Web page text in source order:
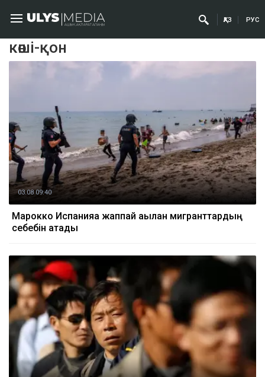
ҚАЗ РУС
көші-қон
03.08 09:40
Марокко Испанияға жаппай ағылған мигранттардың
себебін атады